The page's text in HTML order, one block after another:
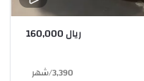
ريال 160,000
3,390
/شهر